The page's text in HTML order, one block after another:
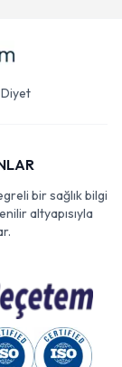
bir sağlık bilgi
altyapısıyla